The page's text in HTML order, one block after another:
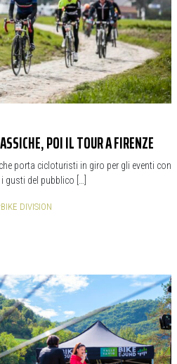
POI IL TOUR A FIRENZE
porta cicloturisti in giro per gli eventi con
gusti del pubblico […]
DIVISION